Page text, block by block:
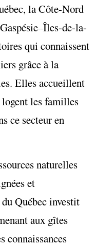
la Côte-Nord
de-la-
qui connaissent
grâce à la
Elles accueillent
les familles
ce secteur en
naturelles
et
Québec investit
aux gîtes
connaissances